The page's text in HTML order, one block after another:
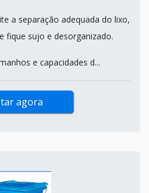
a separação adequada do lixo,
fique sujo e desorganizado.
e capacidades d...
agora